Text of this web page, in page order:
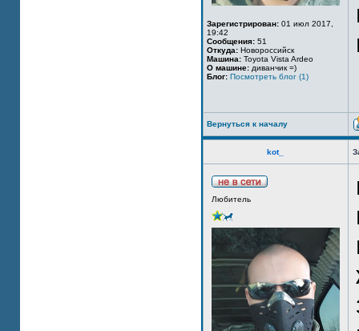
Зарегистрирован: 01 июл 2017,
19:42
Сообщения: 51
Откуда: Новороссийск
Машина: Toyota Vista Ardeo
О машине: диванчик =)
Блог: Посмотреть блог (1)
Вернуться к началу
kot_
Любитель